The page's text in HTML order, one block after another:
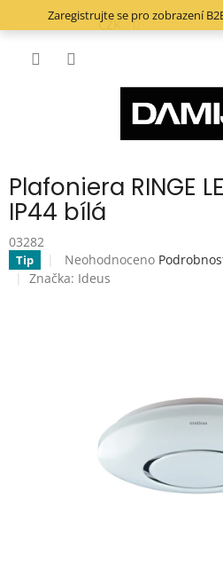
Zaregistrujte se pro zobrazení
CZK
Plafoniera RINGE
IP44 bílá
03282
Tip
Průměrné
hodnocení
Neohodnoceno
Značka: Ideus